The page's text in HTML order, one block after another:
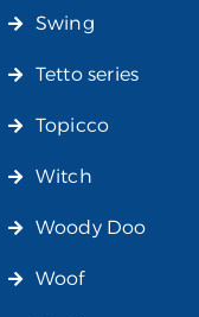
Swing
Tetto series
Topicco
Witch
Woody Doo
Woof